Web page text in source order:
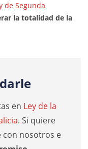
de Segunda
la totalidad de la
en Ley de la
. Si quiere
con nosotros e